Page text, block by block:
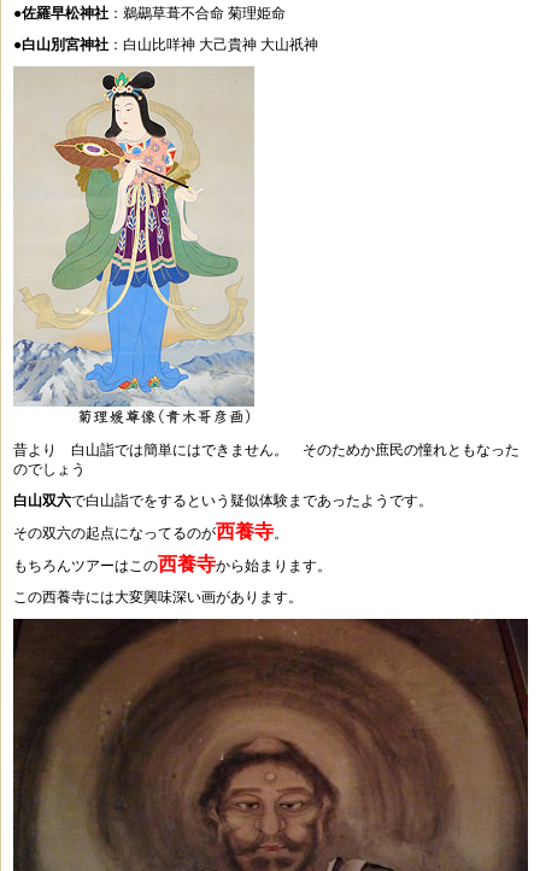
●佐羅早松神社 ：鵜鷀草葺不合命 菊理姫命
●白山別宮神社 ：白山比咩神 大己貴神 大山祇神
昔より 白山詣では簡単にはできません。 そのためか庶民の憧れともなった
のでしょう
白山双六で白山詣でをするという疑似体験まであったようです。
その双六の起点になってるのが西養寺。
もちろんツアーはこの西養寺から始まります。
この西養寺には大変興味深い画があります。